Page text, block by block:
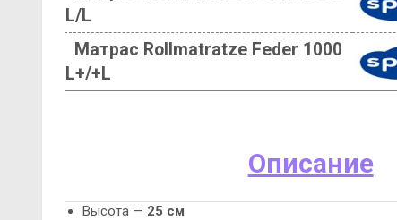
L/L
Матрас Rollmatratze Feder 1000
L+/+L
Описание
Высота — 25 см